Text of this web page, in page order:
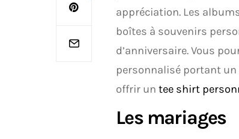
appréciation. Les
boîtes à souvenirs
d’anniversaire. Vous
personnalisé portant un
offrir un tee shirt
Les mariages